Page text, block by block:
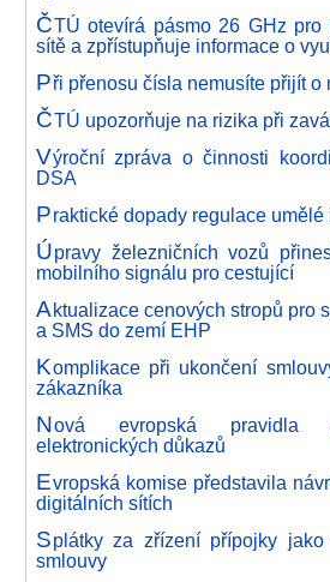
ČTÚ otevírá pásmo 26 GHz pro
sítě a zpřístupňuje informace o
Při přenosu čísla nemusíte přijít o
ČTÚ upozorňuje na rizika při
Výroční zpráva o činnosti
DSA
Praktické dopady regulace
Úpravy železničních vozů
mobilního signálu pro cestující
Aktualizace cenových stropů pro
a SMS do zemí EHP
Komplikace při ukončení
zákazníka
Nová evropská pravidla
elektronických důkazů
Evropská komise představila
digitálních sítích
Splátky za zřízení přípojky
smlouvy